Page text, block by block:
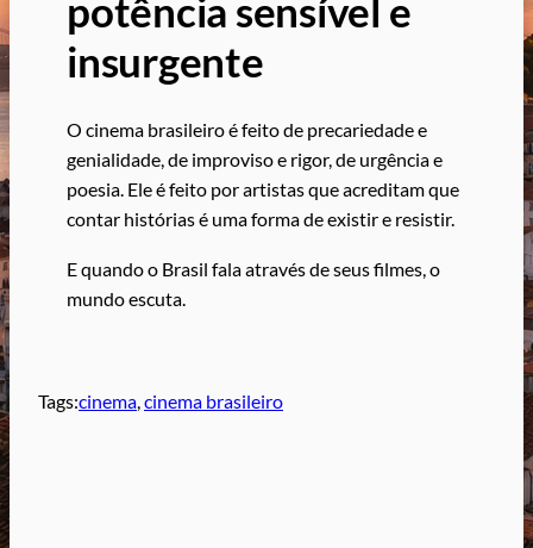
potência sensível e
insurgente
O cinema brasileiro é feito de precariedade e
genialidade, de improviso e rigor, de urgência e
poesia. Ele é feito por artistas que acreditam que
contar histórias é uma forma de existir e resistir.
E quando o Brasil fala através de seus filmes, o
mundo escuta.
Tags:cinema cinema brasileiro